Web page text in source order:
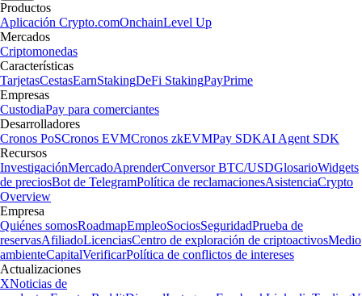
Productos
Aplicación Crypto.comOnchainLevel Up
Mercados
Criptomonedas
Características
TarjetasCestasEarnStakingDeFi StakingPayPrime
Empresas
CustodiaPay para comerciantes
Desarrolladores
Cronos PoSCronos EVMCronos zkEVMPay SDKAI Agent SDK
Recursos
InvestigaciónMercadoAprenderConversor BTC/USDGlosarioWidgets
de preciosBot de TelegramPolítica de reclamacionesAsistenciaCrypto
Overview
Empresa
Quiénes somosRoadmapEmpleoSociosSeguridadPrueba de
reservasAfiliadoLicenciasCentro de exploración de criptoactivosMedio
ambienteCapitalVerificarPolítica de conflictos de intereses
Actualizaciones
XNoticias de